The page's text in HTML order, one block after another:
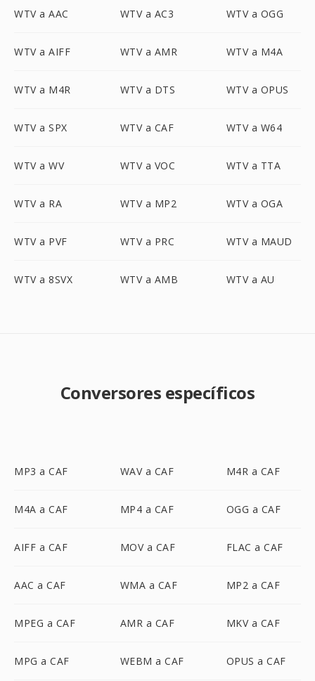
WTV a AAC WTV a AC3 WTV a OGG
WTV a AIFF WTV a AMR WTV a M4A
WTV a M4R WTV a DTS WTV a OPUS
WTV a SPX WTV a CAF WTV a W64
WTV a WV WTV a VOC WTV a TTA
WTV a RA WTV a MP2 WTV a OGA
WTV a PVF WTV a PRC WTV a MAUD
WTV a 8SVX WTV a AMB WTV a AU
Conversores específicos
MP3 a CAF WAV a CAF M4R a CAF
M4A a CAF MP4 a CAF OGG a CAF
AIFF a CAF MOV a CAF FLAC a CAF
AAC a CAF WMA a CAF MP2 a CAF
MPEG a CAF AMR a CAF MKV a CAF
MPG a CAF WEBM a CAF OPUS a CAF